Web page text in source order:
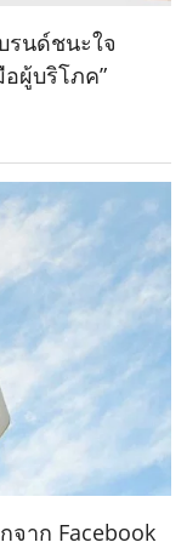
รนด์ชนะใจ
ผู้บริโภค”
าก Facebook